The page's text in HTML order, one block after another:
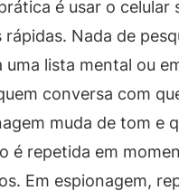
é usar o celular
rápidas. Nada de
uma lista mental ou
conversa com
muda de tom e
é repetida em
Em espionagem,